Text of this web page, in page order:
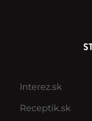
Interez.sk
Receptik.sk